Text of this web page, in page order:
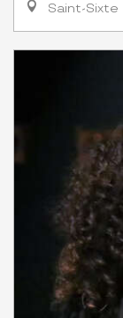
Saint-Sixte